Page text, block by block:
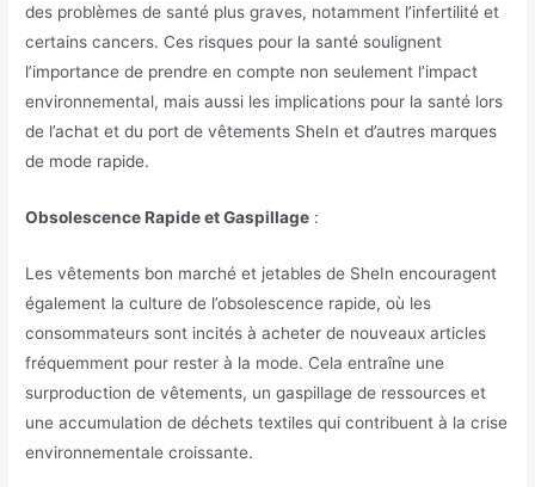
des problèmes de santé plus graves, notamment l’infertilité et
certains cancers. Ces risques pour la santé soulignent
l’importance de prendre en compte non seulement l’impact
environnemental, mais aussi les implications pour la santé lors
de l’achat et du port de vêtements SheIn et d’autres marques
de mode rapide.
Obsolescence Rapide et Gaspillage :
Les vêtements bon marché et jetables de SheIn encouragent
également la culture de l’obsolescence rapide, où les
consommateurs sont incités à acheter de nouveaux articles
fréquemment pour rester à la mode. Cela entraîne une
surproduction de vêtements, un gaspillage de ressources et
une accumulation de déchets textiles qui contribuent à la crise
environnementale croissante.